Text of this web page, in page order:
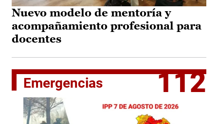
Nuevo modelo de mentoría y
acompañamiento profesional para
docentes
Emergencias 112